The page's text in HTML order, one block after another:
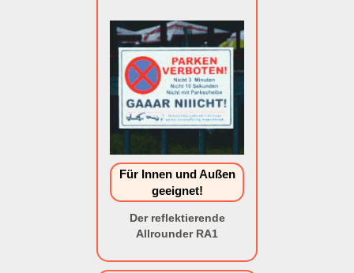
Für Innen und Außen
geeignet!
Der reflektierende
Allrounder RA1